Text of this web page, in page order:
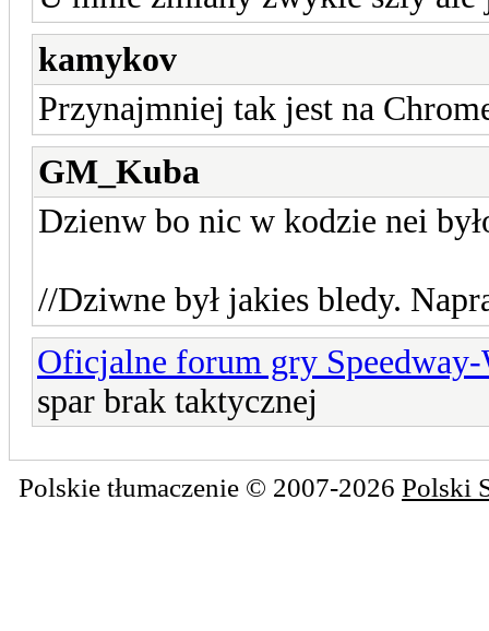
kamykov
Przynajmniej tak jest na
GM_Kuba
Dzienw bo nic w kodzie nei
//Dziwne był jakies bledy.
Oficjalne forum gry
spar brak taktycznej
Polskie tłumaczenie © 2007-2026 Polski